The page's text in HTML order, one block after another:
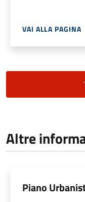
VAI ALLA PAGINA
Altre
Piano